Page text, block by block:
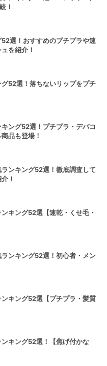
！
選！おすすめのプチプラや速
を紹介！
52選！落ちないリップをプチ
ング52選！プチプラ・デパコ
品も登場！
ンキング52選！徹底調査して
！
キング52選【速乾・くせ毛・
ンキング52選！初心者・メン
キング52選【プチプラ・髪質
キング52選！【焦げ付かな